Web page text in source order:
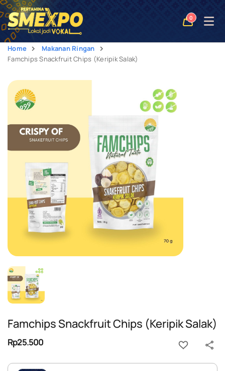
0
Open
Home
Makanan Ringan
Famchips Snackfruit Chips (Keripik Salak)
Famchips Snackfruit Chips (Keripik Salak)
Rp25.500